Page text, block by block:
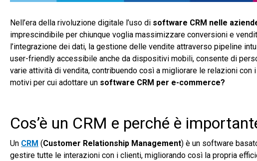
Nell’era della rivoluzione digitale l’uso di software CRM nelle
imprescindibile per chiunque voglia massimizzare conversioni e
l’integrazione dei dati, la gestione delle vendite attraverso pipeline
user-friendly accessibile anche da dispositivi mobili, consente di
varie attività di vendita, contribuendo così a migliorare le relazioni
motivi per cui adottare un software CRM per e-commerce?
Cos’è un CRM e perché è
Un CRM (Customer Relationship Management) è un software
gestire tutte le interazioni con i clienti, migliorando così la propria